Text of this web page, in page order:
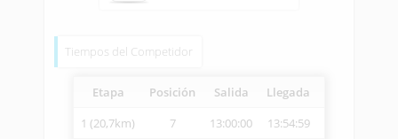
Tiempos del Competidor
Etapa Posición Salida Llegada
1 (20,7km)
7 13:00:00 13:54:59